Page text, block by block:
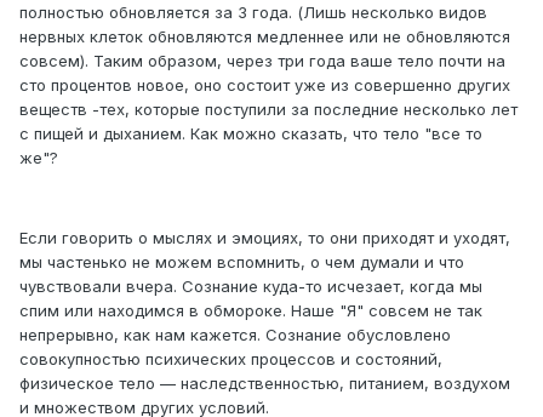
полностью обновляется за 3 года. (Лишь несколько видов
нервных клеток обновляются медленнее или не обновляются
совсем). Таким образом, через три года ваше тело почти на
сто процентов новое, оно состоит уже из совершенно других
веществ -тех, которые поступили за последние несколько лет
с пищей и дыханием. Как можно сказать, что тело "все то
же"?
Если говорить о мыслях и эмоциях, то они приходят и уходят,
мы частенько не можем вспомнить, о чем думали и что
чувствовали вчера. Сознание куда-то исчезает, когда мы
спим или находимся в обмороке. Наше "Я" совсем не так
непрерывно, как нам кажется. Сознание обусловлено
совокупностью психических процессов и состояний,
физическое тело — наследственностью, питанием, воздухом
и множеством других условий.